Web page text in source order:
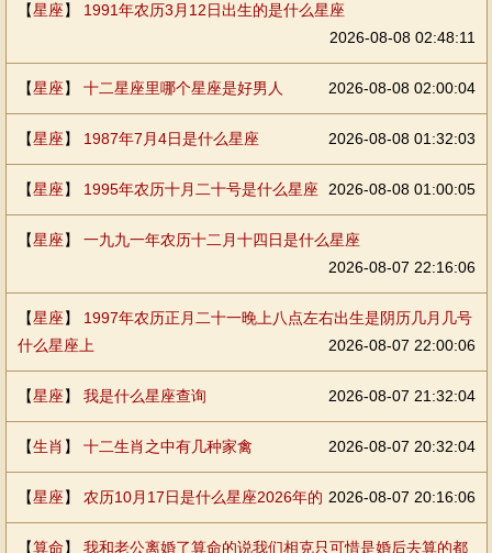
【星座】 1991年农历3月12日出生的是什么星座
2026-08-08 02:48:11
【星座】 十二星座里哪个星座是好男人 2026-08-08 02:00:04
【星座】 1987年7月4日是什么星座 2026-08-08 01:32:03
【星座】 1995年农历十月二十号是什么星座 2026-08-08 01:00:05
【星座】 一九九一年农历十二月十四日是什么星座
2026-08-07 22:16:06
【星座】 1997年农历正月二十一晚上八点左右出生是阴历几月几号
什么星座上
2026-08-07 22:00:06
【星座】 我是什么星座查询 2026-08-07 21:32:04
【生肖 】 十二生肖之中有几种家禽 2026-08-07 20:32:04
【星座】 农历10月17日是什么星座2026年的 2026-08-07 20:16:06
【算命】 我和老公离婚了算命的说我们相克只可惜是婚后去算的都